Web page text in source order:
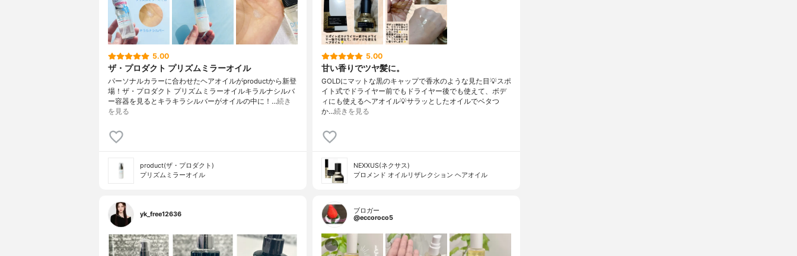
5.00
ザ・プロダクト プリズムミラーオイル
パーソナルカラーに合わせたヘアオイルがproductから新登
場！ザ・プロダクト プリズムミラーオイルキラルナシルバ
ー容器を見るとキラキラシルバーがオイルの中に！…続き
を見る
product(ザ・プロダクト)
プリズムミラーオイル
5.00
甘い香りでツヤ髪に。
GOLDにマットな黒のキャップで香水のような見た目💡スポ
イト式でドライヤー前でもドライヤー後でも使えて、ボデ
ィにも使えるヘアオイル💡サラッとしたオイルでベタつ
か…続きを見る
NEXXUS(ネクサス)
プロメンド オイルリザレクション ヘアオイル
yk_free12636
ブロガー
@eccoroco5